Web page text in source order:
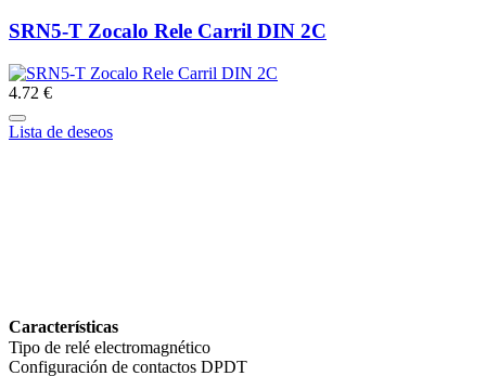
SRN5-T Zocalo Rele Carril DIN 2C
4.72 €
Lista de deseos
Características
Tipo de relé electromagnético
Configuración de contactos DPDT